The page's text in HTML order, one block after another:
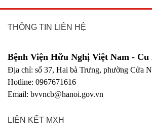
THÔNG TIN LIÊN HỆ
Bệnh Viện Hữu Nghị Việt Nam - Cu
Địa chỉ: số 37, Hai bà Trưng, phường Cửa
Hotline: 0967671616
Email: bvvncb@hanoi.gov.vn
LIÊN KẾT MXH